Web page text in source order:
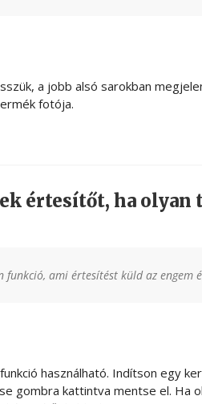
a jobb alsó sarokban
fotója.
értesítőt, ha
funkció, ami értesítést küld az engem
használható. Indítson egy
gombra kattintva mentse el. Ha